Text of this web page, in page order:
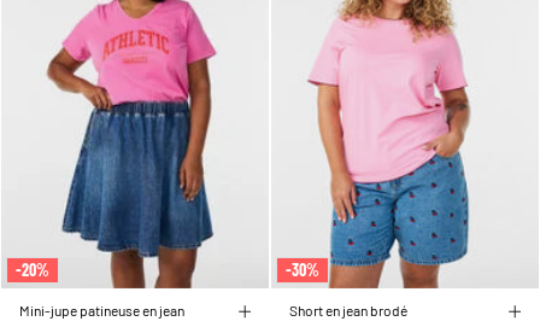
-20%
Mini-jupe patineuse en jean
-30%
Short en jean brodé